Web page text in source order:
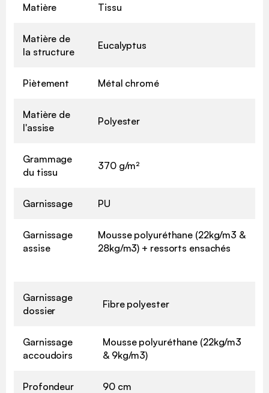
Matière Tissu
Matière de
la structure
Eucalyptus
Piètement Métal chromé
Matière de
l'assise
Polyester
Grammage
du tissu
370 g/m²
Garnissage PU
Garnissage
assise
Mousse polyuréthane (22kg/m3 &
28kg/m3) + ressorts ensachés
Garnissage
dossier
Fibre polyester
Garnissage
accoudoirs
Mousse polyuréthane (22kg/m3
& 9kg/m3)
Profondeur 90 cm